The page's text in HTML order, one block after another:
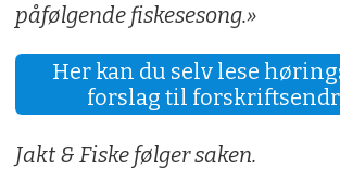
påfølgende fiskesesong.»
Her kan du selv lese
forslag til
Jakt & Fiske følger saken.